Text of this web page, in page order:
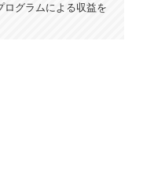
グラムによる収益を